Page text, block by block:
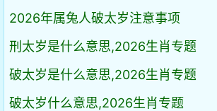
2026年属兔人破太岁注意事项
刑太岁是什么意思,2026生肖专题
破太岁是什么意思,2026生肖专题
破太岁什么意思,2026生肖专题